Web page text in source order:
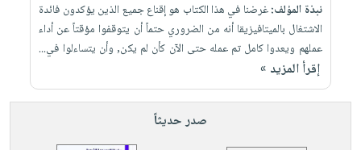
نبذة المؤلف:غرضنا في هذا الكتاب هو إقناع جميع الذين يؤكدون فائدة
الاشتغال بالميتافيزيقا أنه من الضروري حتماً أن يتوقفوا مؤقتاً عن أداء
عملهم ويعدوا كامل تم عمله حتى الآن كأن لم يكن, وأن يتساءلوا في...
إقرأ المزيد »
صدر حديثاً